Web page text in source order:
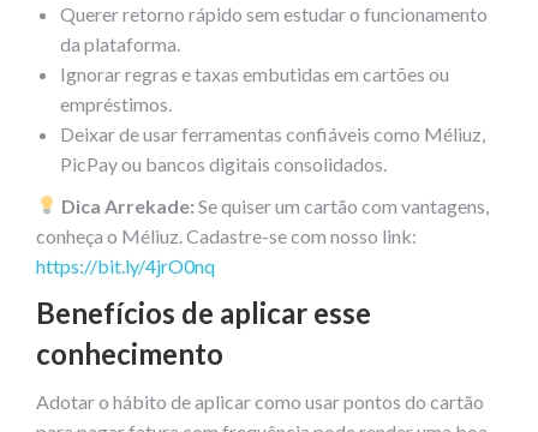
Querer retorno rápido sem estudar o funcionamento
da plataforma.
Ignorar regras e taxas embutidas em cartões ou
empréstimos.
Deixar de usar ferramentas confiáveis como Méliuz,
PicPay ou bancos digitais consolidados.
Dica Arrekade: Se quiser um cartão com vantagens,
conheça o Méliuz. Cadastre-se com nosso link:
https://bit.ly/4jrO0nq
Benefícios de aplicar esse
conhecimento
Adotar o hábito de aplicar como usar pontos do cartão